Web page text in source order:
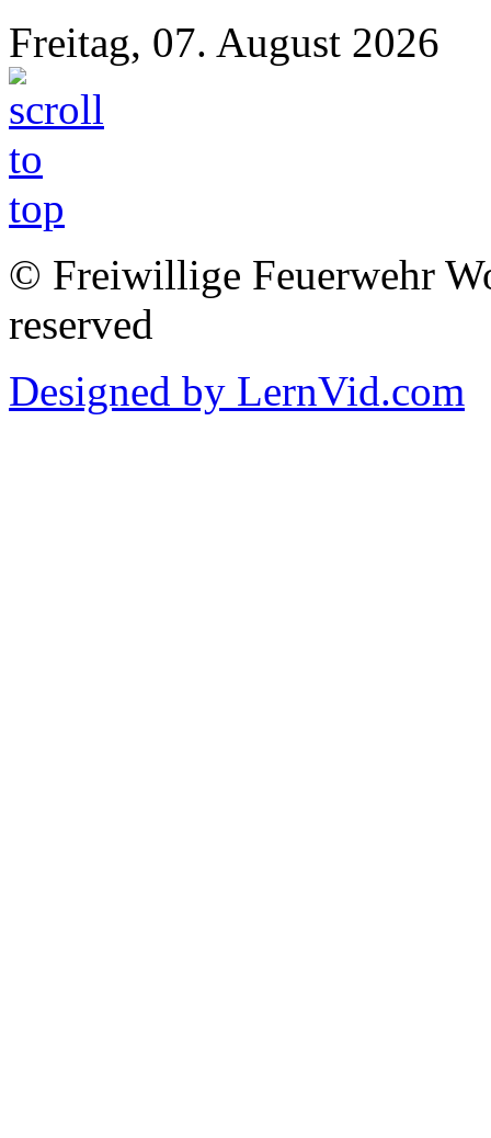
Freitag, 07. August 2026
© Freiwillige Feuerwehr
reserved
Designed by LernVid.com